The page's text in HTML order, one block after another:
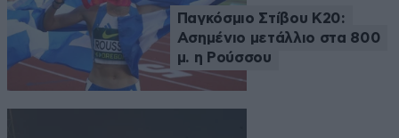
Παγκόσμιο Στίβου Κ20:
Ασημένιο μετάλλιο στα 800
μ. η Ρούσσου